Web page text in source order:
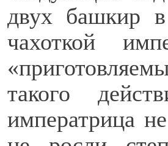
двух башкир
чахоткой
такого
императрица